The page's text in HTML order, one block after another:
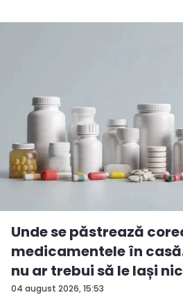
04 august 2026, 15:53
Unde se păstrează
medicamentele în
nu ar trebui să le lași